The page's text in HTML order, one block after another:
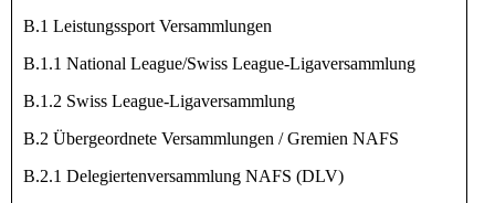
B.1 Leistungssport Versammlungen
B.1.1 National League/Swiss League-Ligaversammlung
B.1.2 Swiss League-Ligaversammlung
B.2 Übergeordnete Versammlungen / Gremien NAFS
B.2.1 Delegiertenversammlung NAFS (DLV)